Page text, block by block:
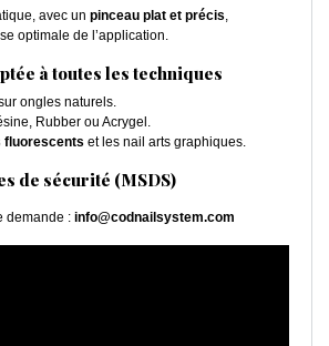
avec un pinceau plat et précis,
optimale de l’application.
à toutes les techniques
ongles naturels.
Rubber ou Acrygel.
fluorescents et les nail arts graphiques.
de sécurité (MSDS)
demande : info@codnailsystem.com